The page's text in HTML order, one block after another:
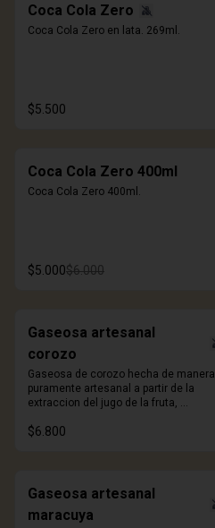
Coca Cola Zero
Coca Cola Zero en lata. 269ml.
$5.500
Coca Cola Zero 400ml
Coca Cola Zero 400ml.
$5.000$6.000
Gaseosa artesanal
corozo
Gaseosa de corozo hecha de manera
puramente artesanal a partir de la
extraccion del jugo de la fruta,
añadida. 330ml.
$6.800
Gaseosa artesanal
maracuya